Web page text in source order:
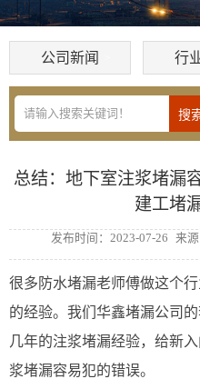
公司新闻 行
总结：地下室注浆堵漏
建工堵
发布时间：2023-07-26 来
很多防水堵漏老师傅做这个
的经验。我们华鑫堵漏公司
几年的注浆堵漏经验，给新
浆堵漏容易犯的错误。